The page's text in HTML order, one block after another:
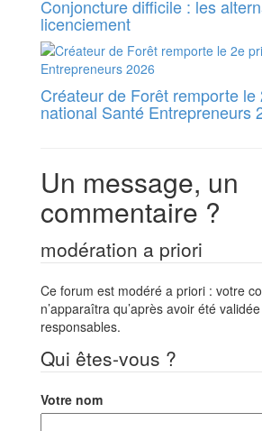
Conjoncture difficile : les
licenciement
Créateur de Forêt remporte le
national Santé Entrepreneurs
Un message, un
commentaire ?
modération a priori
Ce forum est modéré a priori : votre
n’apparaîtra qu’après avoir été
responsables.
Qui êtes-vous ?
Votre nom